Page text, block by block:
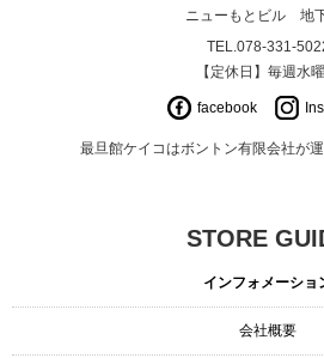
ニューもとビル 地
TEL.078-331-
【定休日】毎週水
facebook
最旦館ケイコはボントン有限会社が運
STORE
インフォメーショ
会社概要